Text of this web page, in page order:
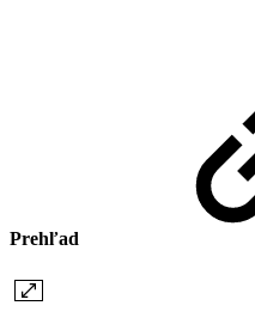
Prehľad